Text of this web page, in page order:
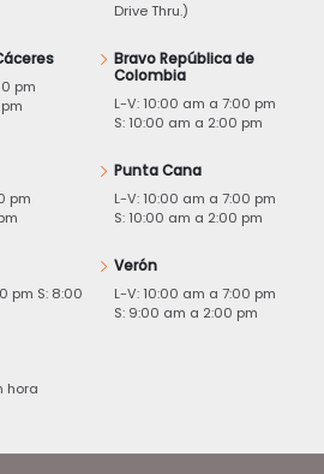
Drive Thru.)
pm
Bravo República de
Colombia
L-V: 10:00 am a 7:00 pm
S: 10:00 am a 2:00 pm
pm
Punta Cana
L-V: 10:00 am a 7:00 pm
S: 10:00 am a 2:00 pm
pm S: 8:00
Verón
L-V: 10:00 am a 7:00 pm
S: 9:00 am a 2:00 pm
hora